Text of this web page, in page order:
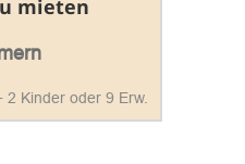
mieten
2 Kinder oder 9 Erw.